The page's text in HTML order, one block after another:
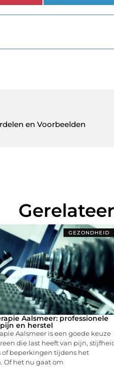
en Voorbeelden
GEZONDHEID
Aalsmeer: professionele
en herstel
Aalsmeer is een goede keuze
die last heeft van pijn,
of beperkingen tijdens het
Of het nu gaat om